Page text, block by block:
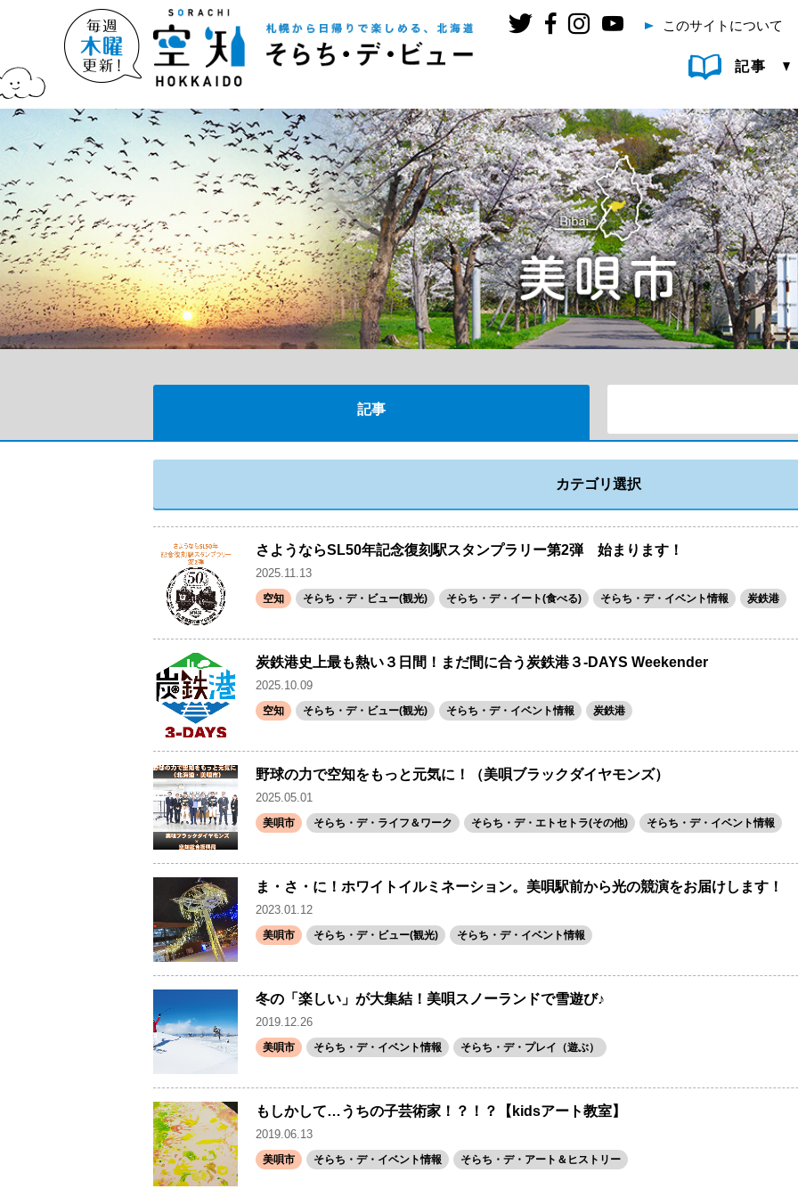
このサイトについて
記事
記事
カテゴリ選択
さようならSL50年記念復刻駅スタンプラリー第2弾 始まります！
2025.11.13
空知 そらち・デ・ビュー(観光) そらち・デ・イート(食べる) そらち・デ・イベント情報 炭鉄港
炭鉄港史上最も熱い３日間！まだ間に合う炭鉄港３-DAYS Weekender
2025.10.09
空知 そらち・デ・ビュー(観光) そらち・デ・イベント情報 炭鉄港
野球の力で空知をもっと元気に！（美唄ブラックダイヤモンズ）
2025.05.01
美唄市 そらち・デ・ライフ＆ワーク そらち・デ・エトセトラ(その他) そらち・デ・イベント情報
ま・さ・に！ホワイトイルミネーション。美唄駅前から光の競演をお届けします！
2023.01.12
美唄市 そらち・デ・ビュー(観光) そらち・デ・イベント情報
冬の「楽しい」が大集結！美唄スノーランドで雪遊び♪
2019.12.26
美唄市 そらち・デ・イベント情報 そらち・デ・プレイ（遊ぶ）
もしかして…うちの子芸術家！？！？【kidsアート教室】
2019.06.13
美唄市 そらち・デ・イベント情報 そらち・デ・アート＆ヒストリー